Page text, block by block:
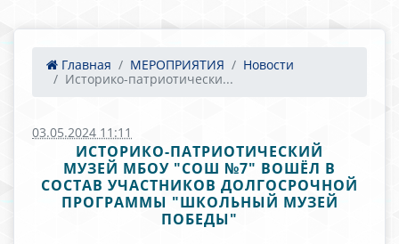
Главная МЕРОПРИЯТИЯ
Новости
Историко-патриотически...
03.05.2024 11:11
ИСТОРИКО-ПАТРИОТИЧЕСКИЙ
МУЗЕЙ МБОУ "СОШ №7" ВОШЁЛ В
СОСТАВ УЧАСТНИКОВ ДОЛГОСРОЧНОЙ
ПРОГРАММЫ "ШКОЛЬНЫЙ МУЗЕЙ
ПОБЕДЫ"